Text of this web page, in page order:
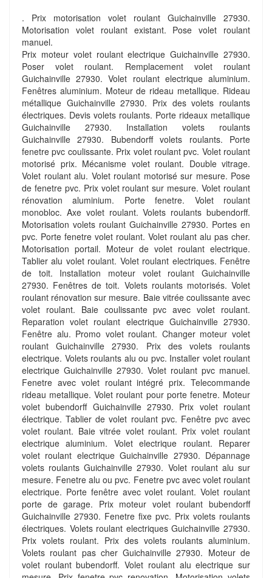
. Prix motorisation volet roulant Guichainville 27930.
Motorisation volet roulant existant. Pose volet roulant
manuel.
Prix moteur volet roulant electrique Guichainville 27930.
Poser volet roulant. Remplacement volet roulant
Guichainville 27930. Volet roulant electrique aluminium.
Fenêtres aluminium. Moteur de rideau metallique. Rideau
métallique Guichainville 27930. Prix des volets roulants
électriques. Devis volets roulants. Porte rideaux metallique
Guichainville 27930. Installation volets roulants
Guichainville 27930. Bubendorff volets roulants. Porte
fenetre pvc coulissante. Prix volet roulant pvc. Volet roulant
motorisé prix. Mécanisme volet roulant. Double vitrage.
Volet roulant alu. Volet roulant motorisé sur mesure. Pose
de fenetre pvc. Prix volet roulant sur mesure. Volet roulant
rénovation aluminium. Porte fenetre. Volet roulant
monobloc. Axe volet roulant. Volets roulants bubendorff.
Motorisation volets roulant Guichainville 27930. Portes en
pvc. Porte fenetre volet roulant. Volet roulant alu pas cher.
Motorisation portail. Moteur de volet roulant electrique.
Tablier alu volet roulant. Volet roulant electriques. Fenêtre
de toit. Installation moteur volet roulant Guichainville
27930. Fenêtres de toit. Volets roulants motorisés. Volet
roulant rénovation sur mesure. Baie vitrée coulissante avec
volet roulant. Baie coulissante pvc avec volet roulant.
Reparation volet roulant electrique Guichainville 27930.
Fenêtre alu. Promo volet roulant. Changer moteur volet
roulant Guichainville 27930. Prix des volets roulants
electrique. Volets roulants alu ou pvc. Installer volet roulant
electrique Guichainville 27930. Volet roulant pvc manuel.
Fenetre avec volet roulant intégré prix. Telecommande
rideau metallique. Volet roulant pour porte fenetre. Moteur
volet bubendorff Guichainville 27930. Prix volet roulant
électrique. Tablier de volet roulant pvc. Fenêtre pvc avec
volet roulant. Baie vitrée volet roulant. Prix volet roulant
electrique aluminium. Volet electrique roulant. Reparer
volet roulant electrique Guichainville 27930. Dépannage
volets roulants Guichainville 27930. Volet roulant alu sur
mesure. Fenetre alu ou pvc. Fenetre pvc avec volet roulant
electrique. Porte fenêtre avec volet roulant. Volet roulant
porte de garage. Prix moteur volet roulant bubendorff
Guichainville 27930. Fenetre fixe pvc. Prix volets roulants
électriques. Volets roulant electriques Guichainville 27930.
Prix volets roulant. Prix des volets roulants aluminium.
Volets roulant pas cher Guichainville 27930. Moteur de
volet roulant bubendorff. Volet roulant alu electrique sur